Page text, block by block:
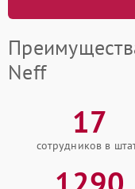
Neff
17
сотрудников в